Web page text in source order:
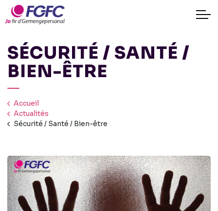
SÉCURITÉ / SANTÉ /
BIEN-ÊTRE
Accueil
Actualités
Sécurité / Santé / Bien-être